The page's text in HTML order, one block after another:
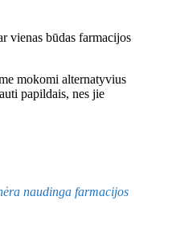
vienas būdas farmacijos
mokomi alternatyvius
papildais, nes jie
naudinga farmacijos